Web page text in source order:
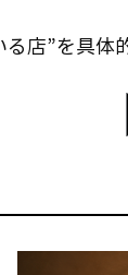
店”を具体